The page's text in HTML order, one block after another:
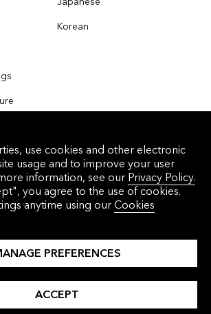
Korean
L.P. All rights reserved.
of Service Disclaimer
use cookies and other electronic
usage and to improve your user
information, see our Privacy Policy.
you agree to the use of cookies.
anytime using ourCookies
PREFERENCES
ACCEPT